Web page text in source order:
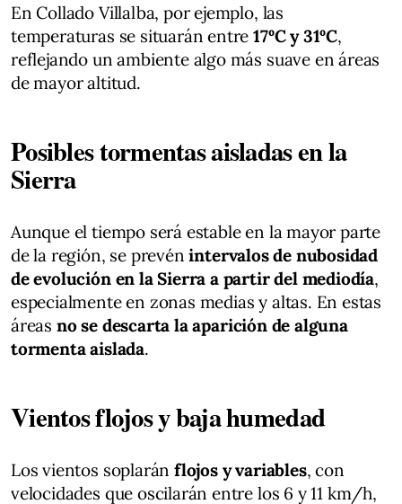
En Collado Villalba, por ejemplo, las
temperaturas se situarán entre17ºC y 31ºC,
reflejando un ambiente algo más suave en áreas
de mayor altitud.
Posibles tormentas aisladas en la
Sierra
Aunque el tiempo será estable en la mayor parte
de la región, se prevénintervalos de nubosidad
de evolución en la Sierra a partir del mediodía,
especialmente en zonas medias y altas. En estas
áreas no se descarta la aparición de alguna
tormenta aislada.
Vientos flojos y baja humedad
Los vientos soplaránflojos y variables, con
velocidades que oscilarán entre los 6 y 11 km/h,